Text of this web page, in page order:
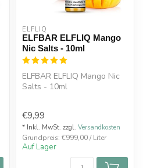
ELFLIQ
ELFBAR ELFLIQ Mango
Nic Salts - 10ml
ELFBAR ELFLIQ Mango Nic
Salts - 10ml
€9,99
* Inkl. MwSt. zzgl. Versandkosten
Grundpreis: €999,00 / Liter
Auf Lager